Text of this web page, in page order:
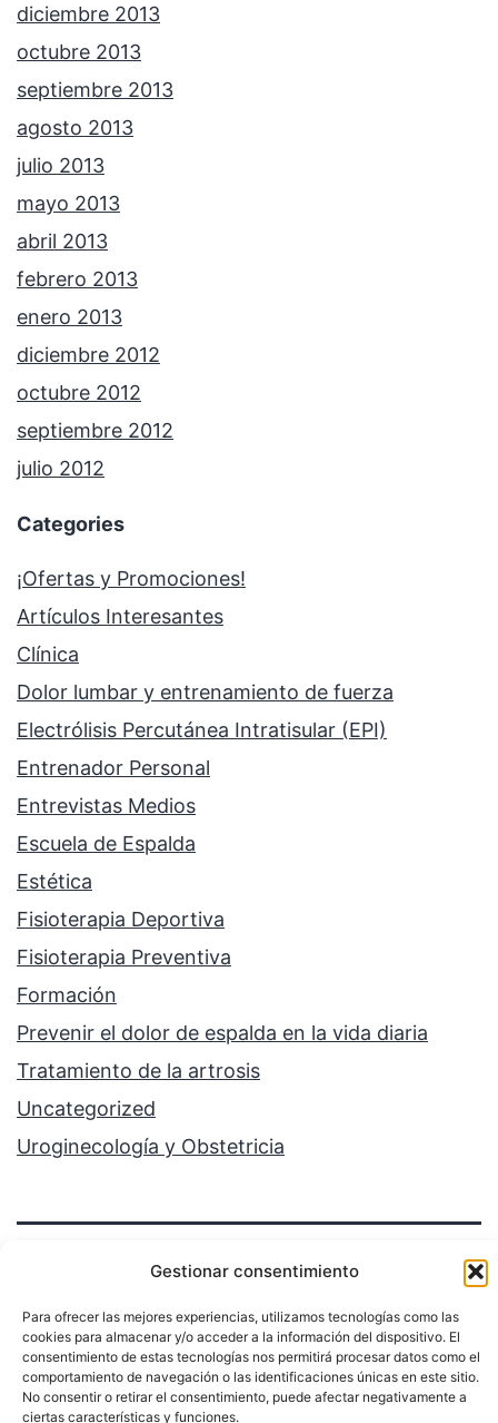
Gestionar consentimiento
Para ofrecer las mejores experiencias, utilizamos tecnologías como las
cookies para almacenar y/o acceder a la información del dispositivo. El
consentimiento de estas tecnologías nos permitirá procesar datos como el
comportamiento de navegación o las identificaciones únicas en este sitio.
No consentir o retirar el consentimiento, puede afectar negativamente a
ciertas características y funciones.
diciembre 2013
octubre 2013
septiembre 2013
agosto 2013
julio 2013
mayo 2013
abril 2013
febrero 2013
enero 2013
diciembre 2012
octubre 2012
septiembre 2012
julio 2012
Categories
¡Ofertas y Promociones!
Artículos Interesantes
Clínica
Dolor lumbar y entrenamiento de fuerza
Electrólisis Percutánea Intratisular (EPI)
Entrenador Personal
Entrevistas Medios
Escuela de Espalda
Estética
Fisioterapia Deportiva
Fisioterapia Preventiva
Formación
Prevenir el dolor de espalda en la vida diaria
Tratamiento de la artrosis
Uncategorized
Uroginecología y Obstetricia
Política de privacidad
Funciona gracias aWordPress.